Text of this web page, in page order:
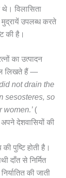
थे। विलासिता
मुद्रायें उपलब्ध करते
की है।
का उत्पादन
लिखते हैं —
not drain the
sesosteres, so
women.’ (
देशवासियों की
पुष्टि होती है।
दाँत से निर्मित
की जाती